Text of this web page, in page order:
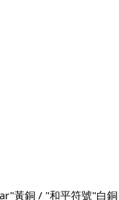
黃銅 / "和平符號"白銅